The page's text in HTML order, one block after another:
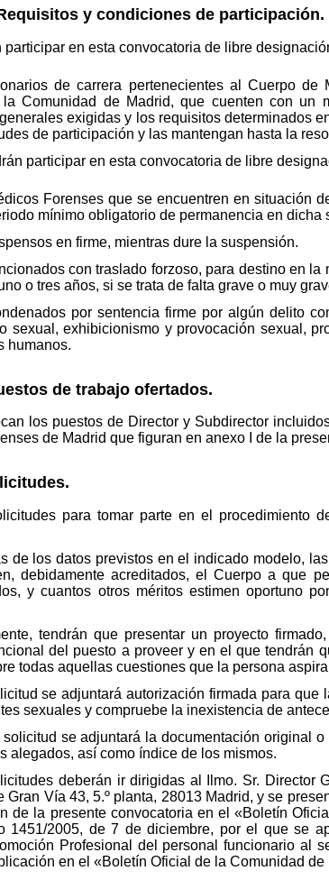
y condiciones de participación.
participar en esta convocatoria de libre
de carrera pertenecientes al Cuerpo
Comunidad de Madrid, que cuenten con
exigidas y los requisitos determinados
de participación y las mantengan hasta la
participar en esta convocatoria de libre
Forenses que se encuentren en situación
mínimo obligatorio de permanencia en dicha
en firme, mientras dure la suspensión.
con traslado forzoso, para destino en
o tres años, si se trata de falta grave o muy
por sentencia firme por algún delito
sexual, exhibicionismo y provocación sexual,
humanos.
de trabajo ofertados.
los puestos de Director y Subdirector
de Madrid que figuran en anexo I de la
para tomar parte en el procedimiento
de los datos previstos en el indicado modelo,
debidamente acreditados, el Cuerpo a que
y cuantos otros méritos estimen oportuno
tendrán que presentar un proyecto
del puesto a proveer y en el que tendrán
todas aquellas cuestiones que la persona
se adjuntará autorización firmada para
sexuales y compruebe la inexistencia de
se adjuntará la documentación original
alegados, así como índice de los mismos.
deberán ir dirigidas al Ilmo. Sr. Director
Gran Vía 43, 5.º planta, 28013 Madrid, y se
de la presente convocatoria en el «Boletín
1451/2005, de 7 de diciembre, por el que se
Profesional del personal funcionario al
en el «Boletín Oficial de la Comunidad de